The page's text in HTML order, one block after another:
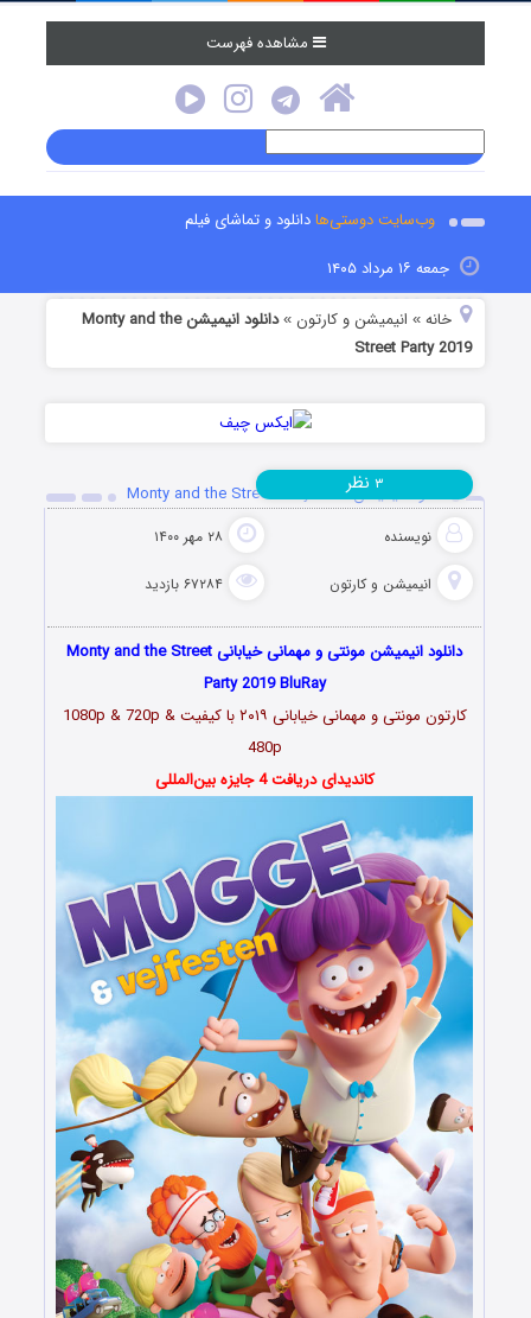
مشاهده فهرست
وب‌سایت دوستی‌هادانلود و تماشای فیلم
جمعه ۱۶ مرداد ۱۴۰۵
خانه » انیمیشن و کارتون »
دانلود انیمیشن Monty and the
Street Party 2019
دانلود انیمیشن Monty and the Street Party 2019
نویسنده ۲۸ مهر ۱۴۰۰
انیمیشن و کارتون ۶۷۲۸۴ بازدید
۳ نظر
دانلود انیمیشن مونتی و مهمانی خیابانی Monty and the Street
Party 2019 BluRay
کارتون مونتی و مهمانی خیابانی ۲۰۱۹
با کیفیت 1080p & 720p &
480p
کاندیدای دریافت 4 جایزه بین‌المللی